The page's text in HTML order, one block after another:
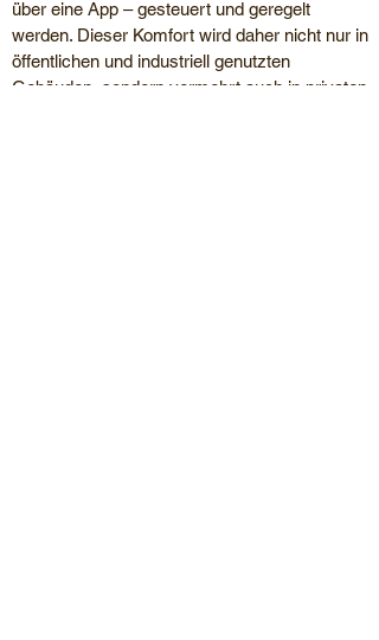
über eine App – gesteuert und geregelt
werden. Dieser Komfort wird daher nicht nur in
öffentlichen und industriell genutzten
Gebäuden, sondern vermehrt auch in privaten